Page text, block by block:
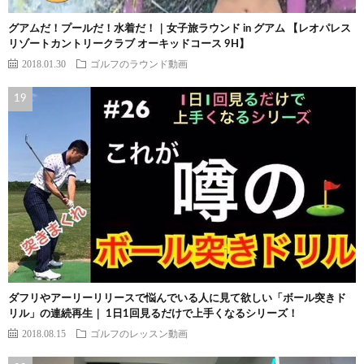
グアムだ！プールだ！水着だ！｜女子旅ラウンド in グアム 【レオパレス
リゾートカントリークラブ オーキッドコース 9H】
2018.01.30 ゴルフのラウンド動画
ダフリやアーリーリリースで悩んでいる人に見て欲しい「ボール突きド
リル」の連続再生｜ 1日1回見るだけで上手くなるシリーズ！
2018.08.15 ゴルフのレッスン動画